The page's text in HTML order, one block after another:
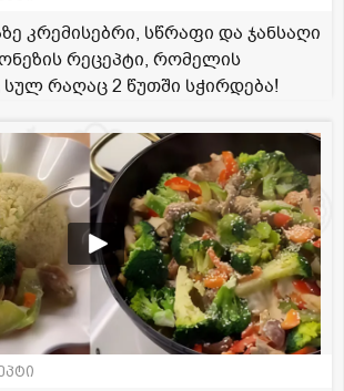
კრემისებრი, სწრაფი და ჯანსაღი
რეცეპტი, რომელის
სულ რაღაც 2 წუთში სჭირდება!